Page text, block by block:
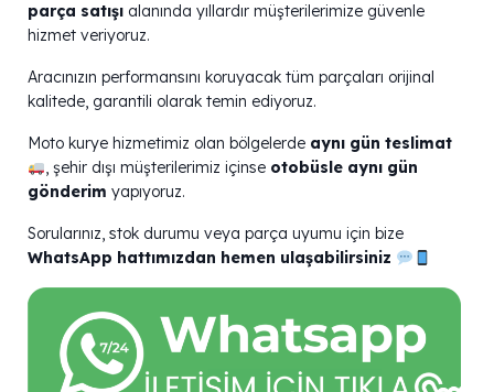
parça satışı alanında yıllardır müşterilerimize güvenle
hizmet veriyoruz.
Aracınızın performansını koruyacak tüm parçaları orijinal
kalitede, garantili olarak temin ediyoruz.
Moto kurye hizmetimiz olan bölgelerde aynı gün teslimat
, şehir dışı müşterilerimiz içinse otobüsle aynı gün
gönderim yapıyoruz.
Sorularınız, stok durumu veya parça uyumu için bize
WhatsApp hattımızdan hemen ulaşabilirsiniz